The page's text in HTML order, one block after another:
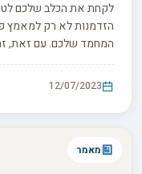
לקחת את הכלב שלכם
הזדמנות לא רק למאמץ
המחמד שלכם. עם זאת,
טרחה. במאמר זה נסקור
היציאה לטיול עם הכלב
12/07/2023
מאמר